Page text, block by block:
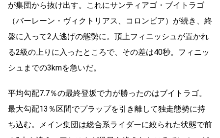
が集団から抜け出す。これにサンティアゴ・ブイトラゴ
（バーレーン・ヴィクトリアス、コロンビア）が続き、終
盤に入って2人逃げの態勢に。頂上フィニッシュが置かれ
る2級の上りに入ったところで、その差は40秒。フィニッ
シュまでの3kmを急いだ。
平均勾配7.7％の最終登坂で力が勝ったのはブイトラゴ。
最大勾配13％区間でプラップを引き離して独走態勢に持
ち込む。メイン集団は総合系ライダーに絞られた状態で前